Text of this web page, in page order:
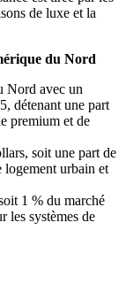
de luxe et la
du Nord
Nord avec un
détenant une part
premium et de
soit une part de
logement urbain et
1 % du marché
les systèmes de